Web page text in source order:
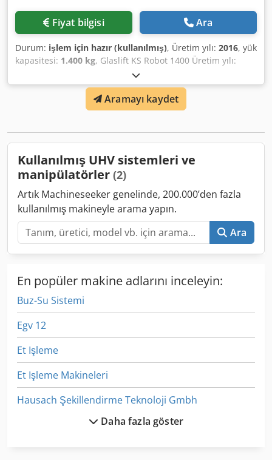
Fiyat bilgisi Ara
Durum: işlem için hazır (kullanılmış), Üretim yılı: 2016, yük
kapasitesi: 1.400 kg, Glaslift KS Robot 1400 Üretim yılı:
2016 Genişlik: 1310 mm Crjdpfoyir Azex An Ejf Uzunluk:
3350 mm Yükseklik: 1700 mm Maksimum taşıma
kapasitesi: 1400 kg radyo uzaktan kumanda ile DGUV
muayenesi Temmuz 2025’e kadar geçerlidir Teklif, Almanya
işletmelere yöneliktir.
Aramayı kaydet
Kullanılmış UHV sistemleri ve
manipülatörler (2)
Artık Machineseeker genelinde, 200.000’den fazla
kullanılmış makineyle arama yapın.
Ara
En popüler makine adlarını inceleyin:
Buz-Su Sistemi
Egv 12
Et Işleme
Et Işleme Makineleri
Hausach Şekillendirme Teknoloji Gmbh
Daha fazla göster